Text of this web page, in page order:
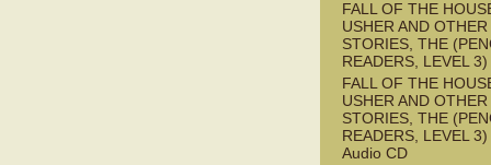
FALL OF THE
USHER AND OTHER
STORIES, THE
READERS, LEVEL
FALL OF THE
USHER AND OTHER
STORIES, THE
READERS, LEVEL
Audio CD